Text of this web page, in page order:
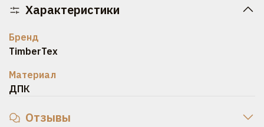
Характеристики
Бренд
TimberTex
Материал
ДПК
Отзывы